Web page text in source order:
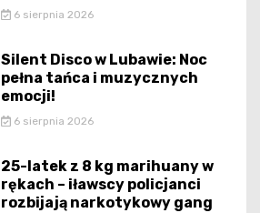
6 sierpnia 2026
Silent Disco w Lubawie: Noc
pełna tańca i muzycznych
emocji!
6 sierpnia 2026
25-latek z 8 kg marihuany w
rękach – iławscy policjanci
rozbijają narkotykowy gang